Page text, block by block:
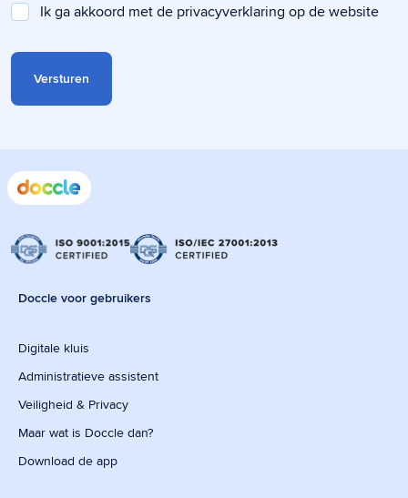
Ik ga akkoord met de privacyverklaring op de website
Doccle voor gebruikers
Digitale kluis
Administratieve assistent
Veiligheid & Privacy
Maar wat is Doccle dan?
Download de app